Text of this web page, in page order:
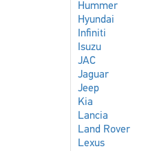
Hummer
Hyundai
Infiniti
Isuzu
JAC
Jaguar
Jeep
Kia
Lancia
Land Rover
Lexus